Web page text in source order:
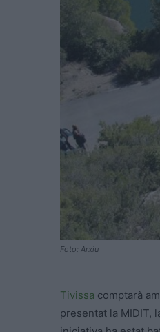
Foto: Arxiu
Tivissa comptarà
presentat la MIDIT,